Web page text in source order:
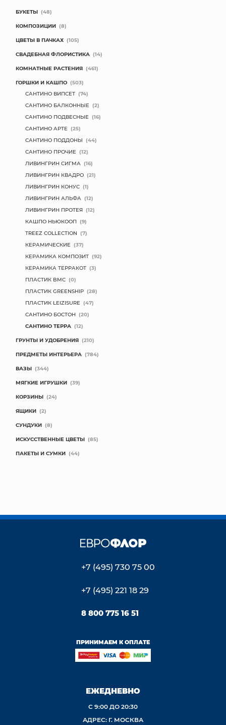
БУКЕТЫ (48)
КОМПОЗИЦИИ (8)
ЦВЕТЫ В ПАЧКАХ (105)
СВАДЕБНАЯ ФЛОРИСТИКА (14)
КОМНАТНЫЕ РАСТЕНИЯ (461)
ГОРШКИ И КАШПО (503)
САНТИНО ВИПСЕТ (74)
САНТИНО БАЛКОННЫЕ (2)
САНТИНО ПОДВЕСНЫЕ (16)
САНТИНО АРТЕ (25)
САНТИНО ПОДДОНЫ (44)
САНТИНО ПРОЧИЕ (12)
ЛИВИНГРИН СИГМА (16)
ЛИВИНГРИН КВАДРО (21)
ЛИВИНГРИН КОНУС (1)
ЛИВИНГРИН АЛЬФА (12)
ЛИВИНГРИН ПРОТЕЯ (12)
КАШПО НЬЮКООП (9)
TREEZ COLLECTION (7)
КЕРАМИЧЕСКИЕ (37)
КЕРАМИКА КОМПОЗИТ (92)
КЕРАМИКА ТЕРРАКОТ (3)
ПЛАСТИК BMC (0)
ПЛАСТИК GREENSHIP (28)
ПЛАСТИК LEIZISURE (47)
САНТИНО БОСТОН (20)
САНТИНО ТЕРРА (12)
ГРУНТЫ И УДОБРЕНИЯ (210)
ПРЕДМЕТЫ ИНТЕРЬЕРА (784)
ВАЗЫ (344)
МЯГКИЕ ИГРУШКИ (39)
КОРЗИНЫ (24)
ЯЩИКИ (2)
СУНДУКИ (8)
ИСКУССТВЕННЫЕ ЦВЕТЫ (85)
ПАКЕТЫ И СУМКИ (44)
+7 (495) 730 75 00
+7 (495) 221 18 29
8 800 775 16 51
ПРИНИМАЕМ К ОПЛАТЕ
ЕЖЕДНЕВНО
С 9:00 ДО 20:30
АДРЕС: Г. МОСКВА